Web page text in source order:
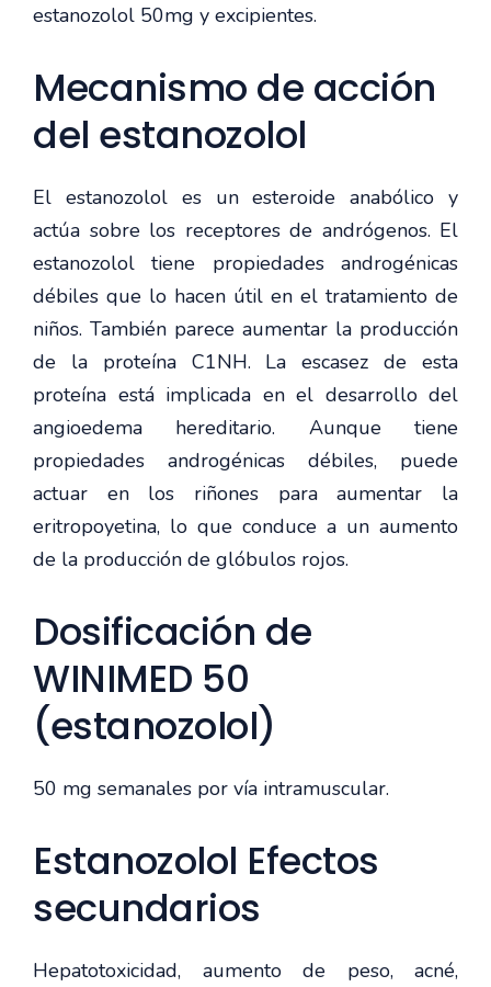
estanozolol 50mg y excipientes.
Mecanismo de acción
del estanozolol
El estanozolol es un esteroide anabólico y
actúa sobre los receptores de andrógenos. El
estanozolol tiene propiedades androgénicas
débiles que lo hacen útil en el tratamiento de
niños. También parece aumentar la producción
de la proteína C1NH. La escasez de esta
proteína está implicada en el desarrollo del
angioedema hereditario. Aunque tiene
propiedades androgénicas débiles, puede
actuar en los riñones para aumentar la
eritropoyetina, lo que conduce a un aumento
de la producción de glóbulos rojos.
Dosificación de
WINIMED 50
(estanozolol)
50 mg semanales por vía intramuscular.
Estanozolol Efectos
secundarios
Hepatotoxicidad, aumento de peso, acné,